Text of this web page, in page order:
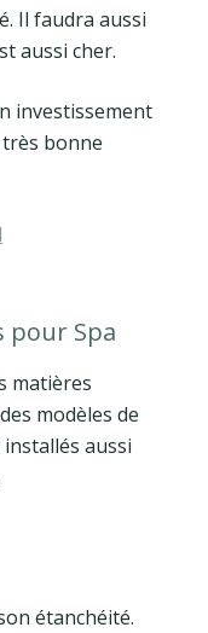
Il faudra aussi
aussi cher.
investissement
bonne
pour Spa
matières
modèles de
aussi
étanchéité.